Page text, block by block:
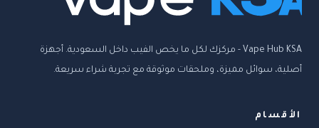
Vape Hub KSA - مركزك لكل ما يخص الفيب داخل السعودية. أجهزة
أصلية، سوائل مميزة، وملحقات موثوقة مع تجربة شراء سريعة.
الأقسام